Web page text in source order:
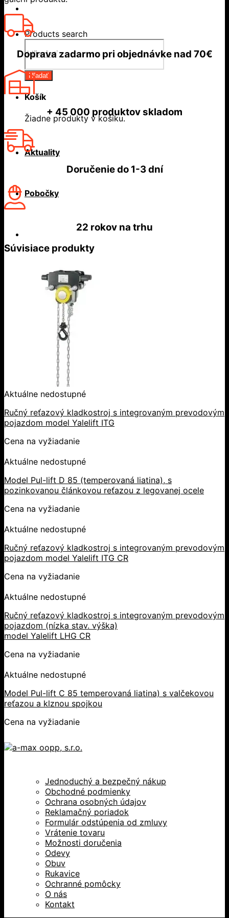
Products search
Hľadať
Košík
Žiadne produkty v košíku.
Aktuality
Pobočky
Doprava zadarmo pri objednávke nad 70€
+ 45 000 produktov skladom
Doručenie do1-3 dní
22 rokov na trhu
Súvisiace produkty
Aktuálne nedostupné
Ručný reťazový kladkostroj s integrovaným prevodovým
pojazdom model Yalelift ITG
Cena na vyžiadanie
Aktuálne nedostupné
Model Pul-lift D 85 (temperovaná liatina), s
pozinkovanou článkovou reťazou z legovanej ocele
Cena na vyžiadanie
Aktuálne nedostupné
Ručný reťazový kladkostroj s integrovaným prevodovým
pojazdom model Yalelift ITG CR
Cena na vyžiadanie
Aktuálne nedostupné
Ručný reťazový kladkostroj s integrovaným prevodovým
pojazdom (nízka stav. výška)
model Yalelift LHG CR
Cena na vyžiadanie
Aktuálne nedostupné
Model Pul-lift C 85 temperovaná liatina) s valčekovou
reťazou a klznou spojkou
Cena na vyžiadanie
Jednoduchý a bezpečný nákup
Obchodné podmienky
Ochrana osobných údajov
Reklamačný poriadok
Formulár odstúpenia od zmluvy
Vrátenie tovaru
Možnosti doručenia
Odevy
Obuv
Rukavice
Ochranné pomôcky
O nás
Kontakt